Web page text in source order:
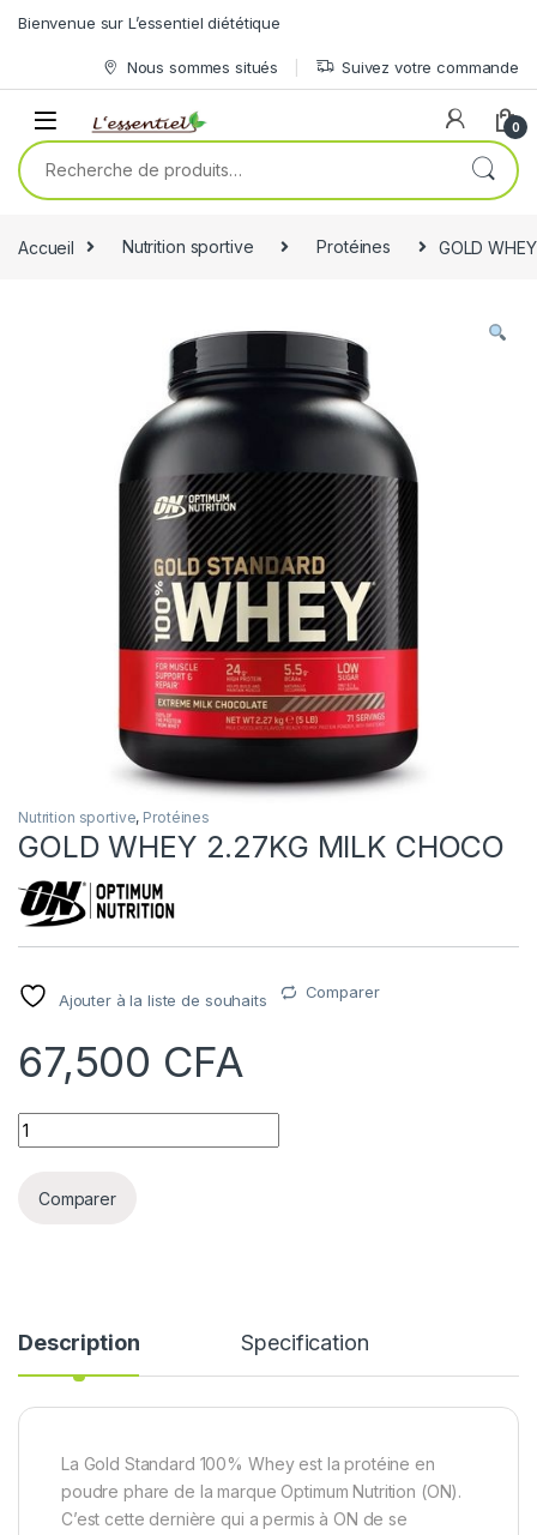
Skip to navigation
Bienvenue sur L’essentiel diététique
Nous sommes situés Suivez votre commande
0
Recherche pour :
Accueil Nutrition sportive Protéines GOLD
Nutrition sportive, Protéines
GOLD WHEY 2.27KG MILK CHOCO
Ajouter à la liste de souhaits Comparer
67,500 CFA
Quantity
Comparer
Description Specification
La Gold Standard 100% Whey est la protéine en
poudre phare de la marque Optimum Nutrition (ON).
C’est cette dernière qui a permis à ON de se